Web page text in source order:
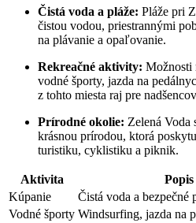
Čistá voda a pláže: Pláže pri
čistou vodou, priestrannými
na plávanie a opaľovanie.
Rekreačné aktivity: Možnosti
vodné športy, jazda na
z tohto miesta raj pre
Prírodné okolie: Zelená Voda
krásnou prírodou, ktorá
turistiku, cyklistiku a piknik.
Aktivita
Popis
Kúpanie
Čistá voda a bezpečné
Vodné športy Windsurfing, jazda na